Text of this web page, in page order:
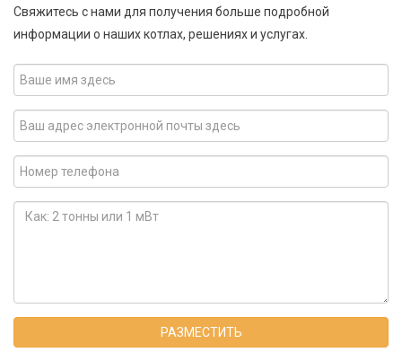
Свяжитесь с нами для получения больше подробной
информации о наших котлах, решениях и услугах.
РАЗМЕСТИТЬ